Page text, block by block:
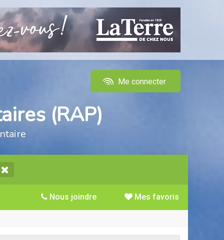
Me connecter
(RAP)
Mes favoris
Nous joindre